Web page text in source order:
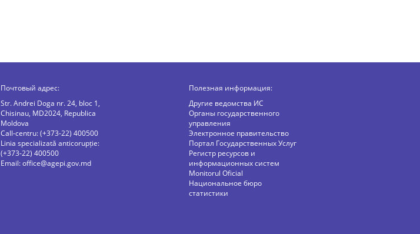
Почтовый адрес:
Str. Andrei Doga nr. 24, bloc 1,
Chisinau, MD2024, Republica
Moldova
Call-centru: (+373-22) 400500
Linia specializată anticorupție:
(+373-22) 400500
Email:office@agepi.gov.md
Полезная информация:
Другие ведомства ИС
Органы государственного
управления
Электронное правительство
Портал Государственных Услуг
Регистр ресурсов и
информационных систем
Monitorul Oficial
Национальное бюро
статистики